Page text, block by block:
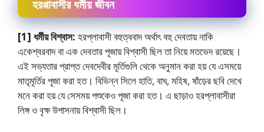
হরপ্পাবাসীর ধর্মীয় জীবন
[1] ধর্মীয় বিশ্বাস: হরপ্লাবাসী বহুত্ববাদ অর্থাৎ বহু দেবতায় নাকি
একেশ্বরবাদ বা এক দেবতার পূজায় বিশ্বাসী ছিল তা নিয়ে মতভেদ রয়েছে।
এই সভ্যতার প্রাপ্ত দেবদেবীর মূর্তিগুলি থেকে অনুমান করা হয় যে এসময়ে
মাতৃমূর্তির পূজা করা হত। বিভিন্ন সিলে হাতি, বাঘ, মহিষ, ষাঁড়ের ছবি দেখে
মনে করা হয় যে সেসময় পশুকেও পূজা করা হত। এ ছাড়াও হরপ্লাবাসীরা
লিঙ্গ ও বৃক্ষ উপাসনায় বিশ্বাসী ছিল।